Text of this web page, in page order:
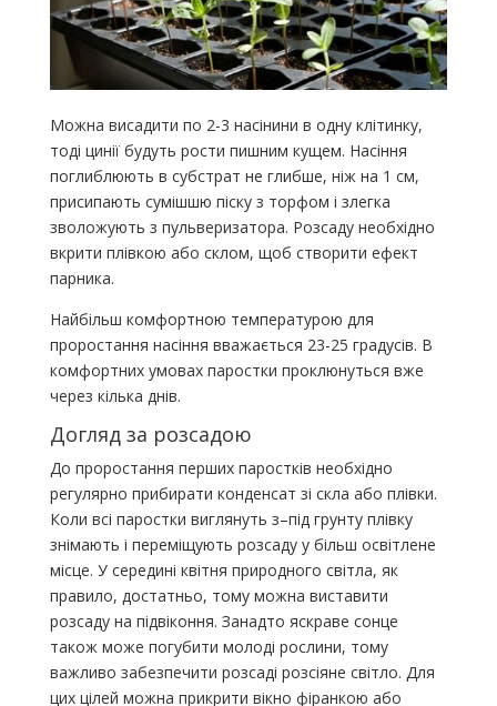
Можна висадити по 2-3 насінини в одну клітинку,
тоді цинії будуть рости пишним кущем. Насіння
поглиблюють в субстрат не глибше, ніж на 1 см,
присипають сумішшю піску з торфом і злегка
зволожують з пульверизатора. Розсаду необхідно
вкрити плівкою або склом, щоб створити ефект
парника.
Найбільш комфортною температурою для
проростання насіння вважається 23-25 градусів. В
комфортних умовах паростки проклюнуться вже
через кілька днів.
Догляд за розсадою
До проростання перших паростків необхідно
регулярно прибирати конденсат зі скла або плівки.
Коли всі паростки виглянуть з–під грунту плівку
знімають і переміщують розсаду у більш освітлене
місце. У середині квітня природного світла, як
правило, достатньо, тому можна виставити
розсаду на підвіконня. Занадто яскраве сонце
також може погубити молоді рослини, тому
важливо забезпечити розсаді розсіяне світло. Для
цих цілей можна прикрити вікно фіранкою або